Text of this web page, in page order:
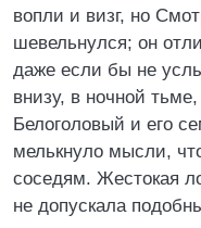
вопли и визг, но
шевельнулся; он
даже если бы не
внизу, в ночной
Белоголовый и его
мелькнуло мысли,
соседям. Жестокая
не допускала